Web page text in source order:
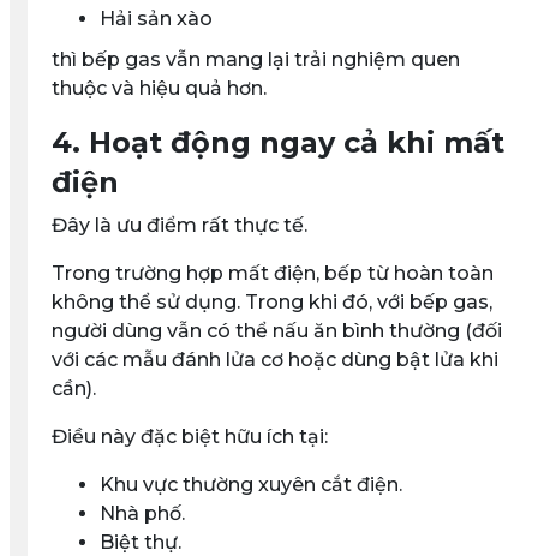
Hải sản xào
thì bếp gas vẫn mang lại trải nghiệm quen
thuộc và hiệu quả hơn.
4. Hoạt động ngay cả khi mất
điện
Đây là ưu điểm rất thực tế.
Trong trường hợp mất điện, bếp từ hoàn toàn
không thể sử dụng. Trong khi đó, với bếp gas,
người dùng vẫn có thể nấu ăn bình thường (đối
với các mẫu đánh lửa cơ hoặc dùng bật lửa khi
cần).
Điều này đặc biệt hữu ích tại:
Khu vực thường xuyên cắt điện.
Nhà phố.
Biệt thự.